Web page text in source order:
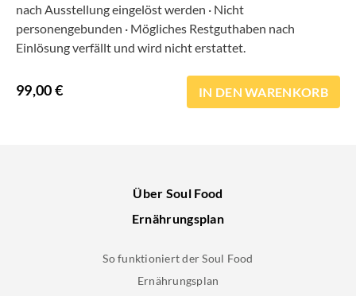
nach Ausstellung eingelöst werden · Nicht
personengebunden · Mögliches Restguthaben nach
Einlösung verfällt und wird nicht erstattet.
99,00€ IN DEN WARENKORB
Über Soul Food
Ernährungsplan
So funktioniert der Soul Food
Ernährungsplan